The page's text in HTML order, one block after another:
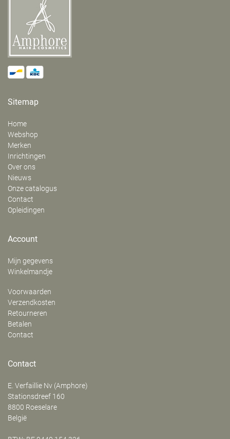
Sitemap
Home
Webshop
Merken
Inrichtingen
Over ons
Nieuws
Onze catalogus
Contact
Opleidingen
Account
Mijn gegevens
Winkelmandje
Voorwaarden
Verzendkosten
Retourneren
Betalen
Contact
Contact
E. Verfaillie Nv (Amphore)
‍Stationsdreef 160
8800 Roeselare
België